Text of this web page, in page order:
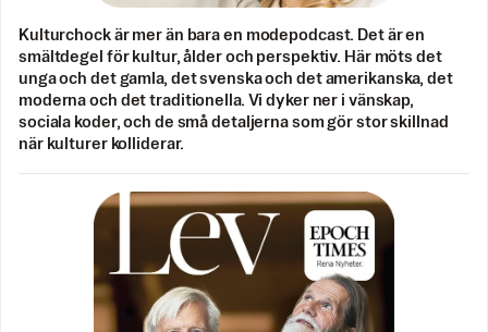
Kulturchock är mer än bara en modepodcast. Det är en
smältdegel för kultur, ålder och perspektiv. Här möts det
unga och det gamla, det svenska och det amerikanska, det
moderna och det traditionella. Vi dyker ner i vänskap,
sociala koder, och de små detaljerna som gör stor skillnad
när kulturer kolliderar.